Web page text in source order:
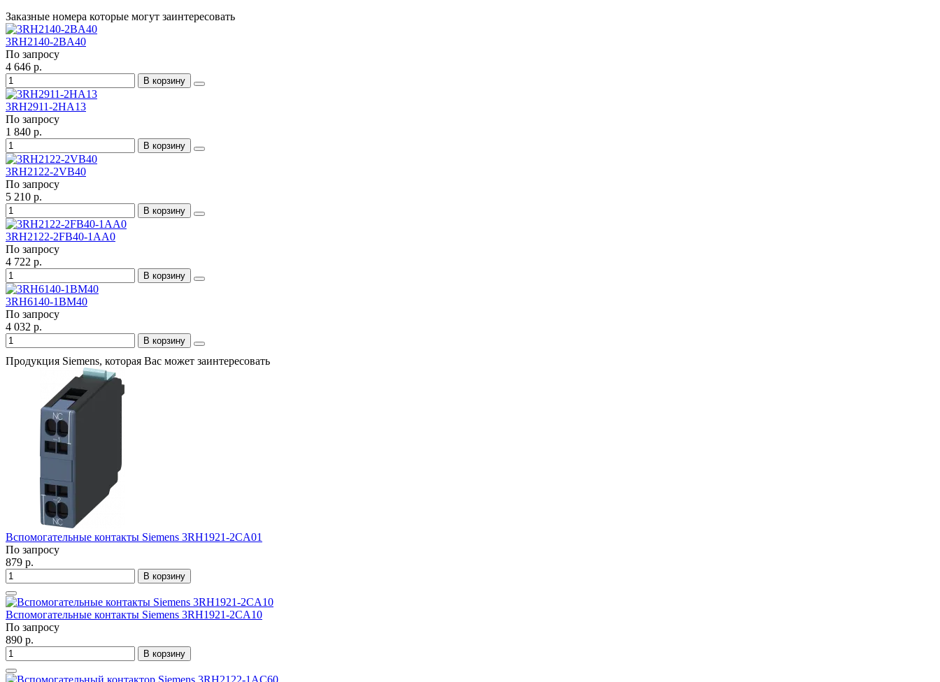
Заказные номера которые могут заинтересовать
3RH2140-2BA40
По запросу
4 646 р.
В корзину
3RH2911-2HA13
По запросу
1 840 р.
В корзину
3RH2122-2VB40
По запросу
5 210 р.
В корзину
3RH2122-2FB40-1AA0
По запросу
4 722 р.
В корзину
3RH6140-1BM40
По запросу
4 032 р.
В корзину
Продукция Siemens, которая Вас может заинтересовать
Вспомогательные контакты Siemens 3RH1921-2CA01
По запросу
879 р.
В корзину
Вспомогательные контакты Siemens 3RH1921-2CA10
По запросу
890 р.
В корзину